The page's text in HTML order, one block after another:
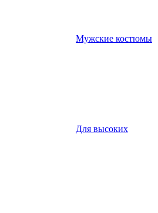
Мужские костюмы
Для высоких